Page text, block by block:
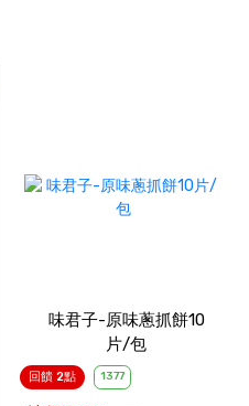
味君子-原味蔥抓餅10
片/包
回饋 2點 1377